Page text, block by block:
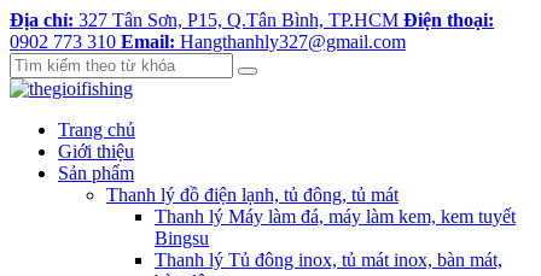
Địa chỉ: 327 Tân Sơn, P15, Q.Tân Bình, TP.HCM Điện thoại:
0902 773 310 Email: Hangthanhly327@gmail.com
Trang chủ
Giới thiệu
Sản phẩm
Thanh lý đồ điện lạnh, tủ đông, tủ mát
Thanh lý Máy làm đá, máy làm kem, kem tuyết
Bingsu
Thanh lý Tủ đông inox, tủ mát inox, bàn mát,